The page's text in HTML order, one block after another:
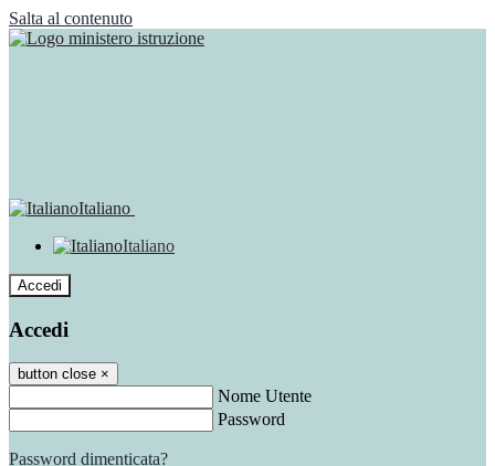
Salta al contenuto
Italiano
Italiano
Accedi
Accedi
button close ×
Nome Utente
Password
Password dimenticata?